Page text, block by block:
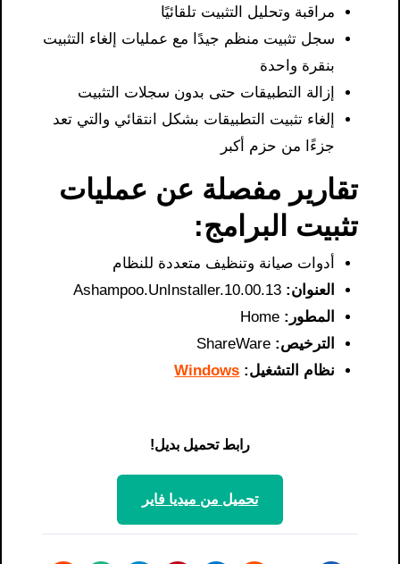
مراقبة وتحليل التثبيت تلقائيًا
سجل تثبيت منظم جيدًا مع عمليات إلغاء التثبيت
بنقرة واحدة
إزالة التطبيقات حتى بدون سجلات التثبيت
إلغاء تثبيت التطبيقات بشكل انتقائي والتي تعد
جزءًا من حزم أكبر
تقارير مفصلة عن عمليات
تثبيت البرامج:
أدوات صيانة وتنظيف متعددة للنظام
العنوان:
المطور:
الترخيص:
نظام التشغيل: Windows
رابط تحميل بديل!
تحميل من ميديا ​​فاير